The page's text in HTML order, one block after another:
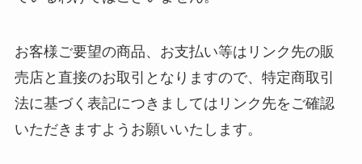
お客様ご要望の商品、お支払い等はリンク先の販
売店と直接のお取引となりますので、特定商取引
法に基づく表記につきましてはリンク先をご確認
いただきますようお願いいたします。